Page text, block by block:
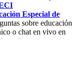
Especial de
sobre educación
o chat en vivo en